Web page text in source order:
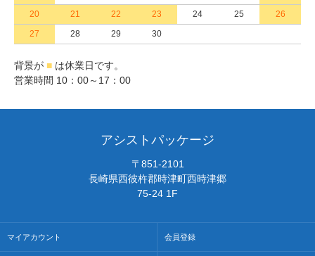
20
21 22 23 24 25
26
27
28 29 30
背景が ■ は休業日です。
営業時間 10：00～17：00
アシストパッケージ
〒851-2101
長崎県西彼杵郡時津町西時津郷
75-24 1F
マイアカウント 会員登録